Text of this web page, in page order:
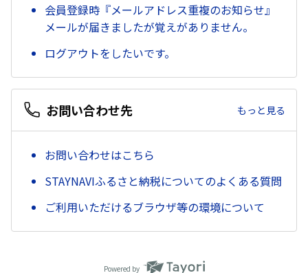
会員登録時『メールアドレス重複のお知らせ』
メールが届きましたが覚えがありません。
ログアウトをしたいです。
お問い合わせ先 もっと見る
お問い合わせはこちら
STAYNAVIふるさと納税についてのよくある質問
ご利用いただけるブラウザ等の環境について
Powered by